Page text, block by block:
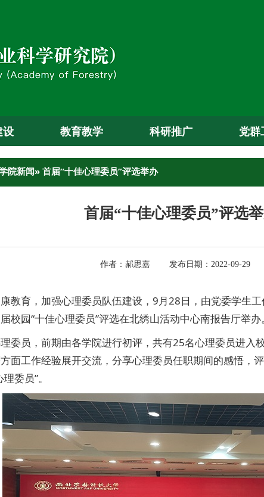
设 教育教学 科研推广 党群
院新闻» 首届“十佳心理委员”评选举办
首届“十佳心理委员”评选
作者：郝思嘉 发布日期：2022-09-29
教育，加强心理委员队伍建设，9月28日，由党委学生
校园“十佳心理委员”评选在北绣山活动中心南报告厅举办。
委员，前期由各学院进行初评，共有25名心理委员进入
面工作经验展开交流，分享心理委员任职期间的感悟，
委员”。